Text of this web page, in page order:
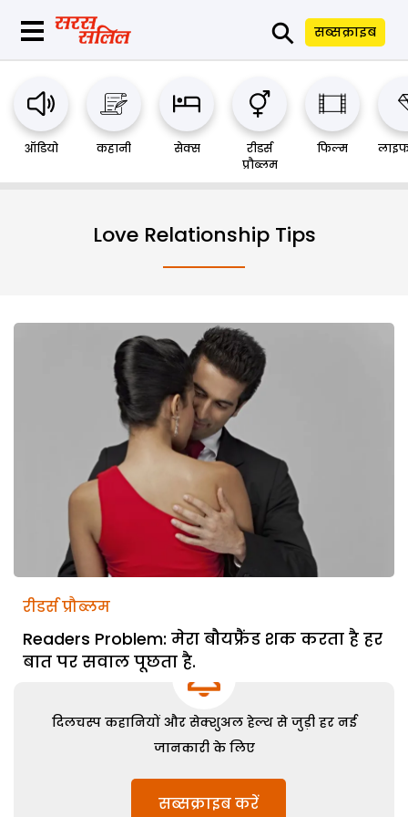
⚲ सब्सक्राइब
ऑडियो कहानी सेक्स
रीडर्स
प्रौब्लम
फिल्म
Love Relationship Tips
रीडर्स प्रौब्लम
Readers Problem: मेरा बौयफ्रैंड शक करता है हर
बात पर सवाल पूछता है.
दिलचस्प कहानियों और सेक्शुअल हेल्थ से जुड़ी हर नई
जानकारी के लिए
सब्सक्राइब करें